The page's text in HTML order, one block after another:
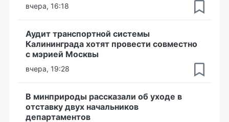
вчера, 16:18
Аудит транспортной системы
Калининграда хотят провести совместно
с мэрией Москвы
вчера, 19:28
В минприроды рассказали об уходе в
отставку двух начальников
департаментов